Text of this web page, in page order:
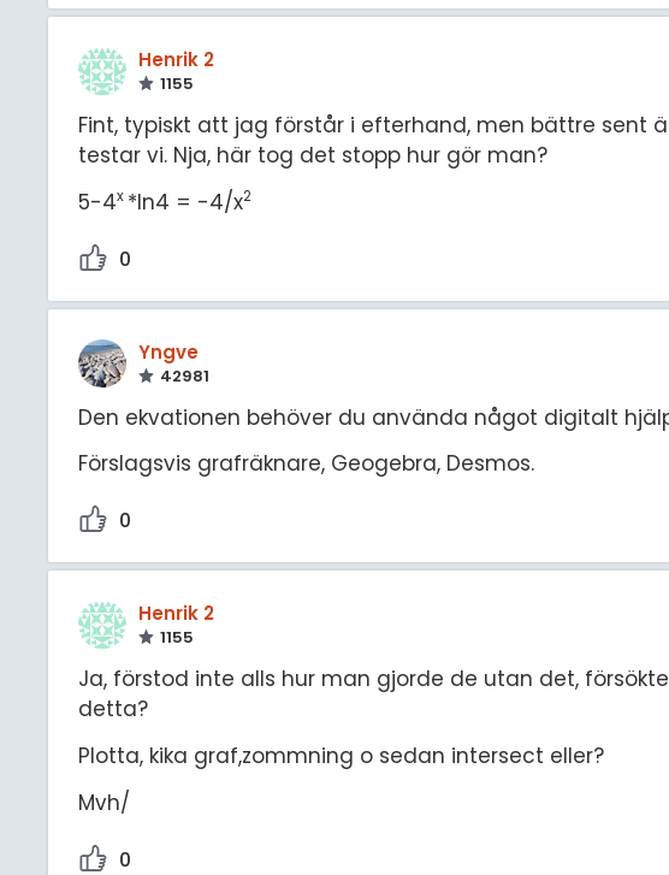
Henrik 2
1155
Fint, typiskt att jag förstår i efterhand, men bättre sent
testar vi. Nja, här tog det stopp hur gör man?
5-4x *ln4 = -4/x2
0
Yngve
42981
Den ekvationen behöver du använda något digitalt
Förslagsvis grafräknare, Geogebra, Desmos.
0
Henrik 2
1155
Ja, förstod inte alls hur man gjorde de utan det,
detta?
Plotta, kika graf,zommning o sedan intersect eller?
Mvh/
0